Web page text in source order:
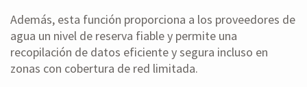
Además, esta función proporciona a los proveedores de
agua un nivel de reserva fiable y permite una
recopilación de datos eficiente y segura incluso en
zonas con cobertura de red limitada.